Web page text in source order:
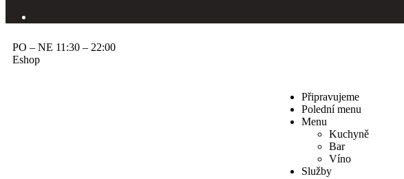
PO – NE 11:30 – 22:00
Eshop
Připravujeme
Polední menu
Menu
Kuchyně
Bar
Víno
Služby